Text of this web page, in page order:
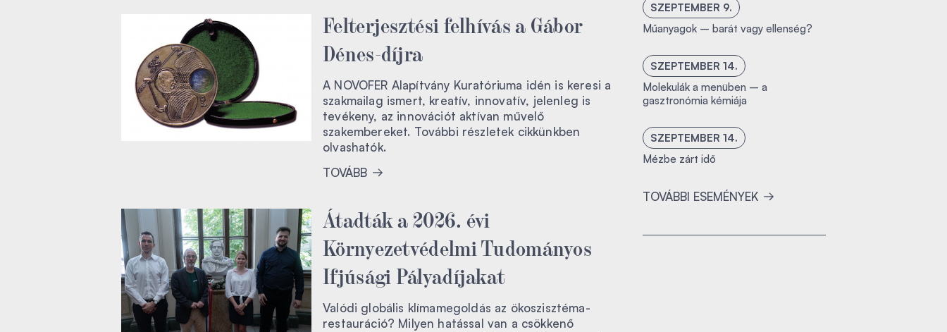
Felterjesztési felhívás a Gábor
Dénes-díjra
A NOVOFER Alapítvány Kuratóriuma idén is keresi a
szakmailag ismert, kreatív, innovatív, jelenleg is
tevékeny, az innovációt aktívan művelő
szakembereket. További részletek cikkünkben
olvashatók.
TOVÁBB
Átadták a 2026. évi
Környezetvédelmi Tudományos
Ifjúsági Pályadíjakat
Valódi globális klímamegoldás az ökoszisztéma-
restauráció? Milyen hatással van a csökkenő
SZEPTEMBER 9.
Műanyagok – barát vagy ellenség?
SZEPTEMBER 14.
Molekulák a menüben – a
gasztronómia kémiája
SZEPTEMBER 14.
Mézbe zárt idő
TOVÁBBI ESEMÉNYEK